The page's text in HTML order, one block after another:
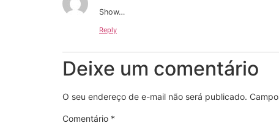
Show…
Reply
Deixe um comentário
O seu endereço de e-mail não será publicado.
Comentário *